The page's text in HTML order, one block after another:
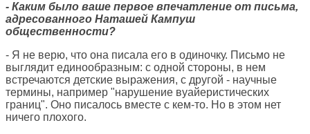
- Каким было ваше первое впечатление от письма,
адресованного Наташей Кампуш
общественности?
- Я не верю, что она писала его в одиночку. Письмо не
выглядит единообразным: с одной стороны, в нем
встречаются детские выражения, с другой - научные
термины, например "нарушение вуайеристических
границ". Оно писалось вместе с кем-то. Но в этом нет
ничего плохого.